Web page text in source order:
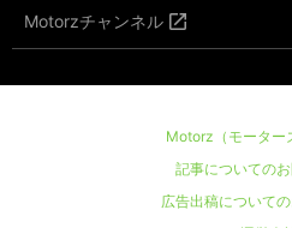
Motorzチャンネル
Motorz（モーター
記事についての
広告出稿について